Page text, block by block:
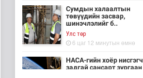
Сумдын халаалтын
төвүүдийн засвар,
шинэчлэлийг б..
Улс төр
6 цаг 12 минутын өмнө
НАСА-гийн хоёр нисгэгч
задгай сансарт зургаан